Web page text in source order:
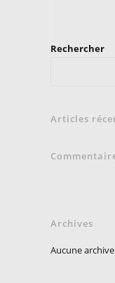
Rechercher
Articles
Archives
Aucune